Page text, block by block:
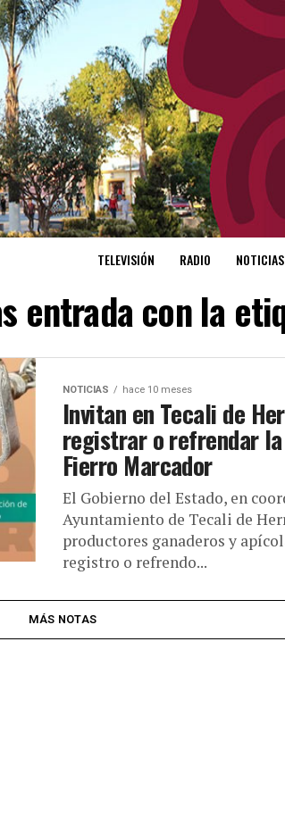
TELEVISIÓN RADIO NOTICIAS
entrada con la
NOTICIAS hace 10 meses
Invitan en Tecali de
registrar o refrendar
Fierro Marcador
El Gobierno del Estado, en
Ayuntamiento de Tecali de
productores ganaderos y
registro o refrendo...
MÁS NOTAS